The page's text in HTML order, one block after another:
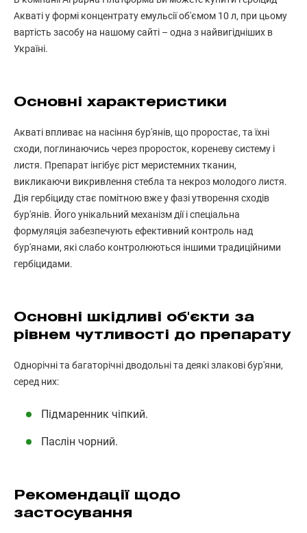
Акваті у формі концентрату емульсії об'ємом 10 л, при цьому
вартість засобу на нашому сайті – одна з найвигідніших в
Україні.
Основні характеристики
Акваті впливає на насіння бур'янів, що проростає, та їхні
сходи, поглинаючись через проросток, кореневу систему і
листя. Препарат інгібує ріст меристемних тканин,
викликаючи викривлення стебла та некроз молодого листя.
Дія гербіциду стає помітною вже у фазі утворення сходів
бур'янів. Його унікальний механізм дії і спеціальна
формуляція забезпечують ефективний контроль над
бур'янами, які слабо контролюються іншими традиційними
гербіцидами.
Основні шкідливі об'єкти за
рівнем чутливості до препарату
Однорічні та багаторічні дводольні та деякі злакові бур'яни,
серед них:
Підмаренник чіпкий.
Паслін чорний.
Рекомендації щодо
застосування